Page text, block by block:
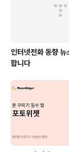
인터넷전화 동향
합니다